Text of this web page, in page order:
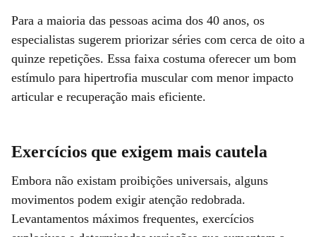
Para a maioria das pessoas acima dos 40 anos, os
especialistas sugerem priorizar séries com cerca de oito a
quinze repetições. Essa faixa costuma oferecer um bom
estímulo para hipertrofia muscular com menor impacto
articular e recuperação mais eficiente.
Exercícios que exigem mais cautela
Embora não existam proibições universais, alguns
movimentos podem exigir atenção redobrada.
Levantamentos máximos frequentes, exercícios